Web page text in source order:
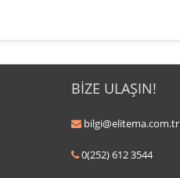
BİZE ULAŞIN!
bilgi@elitema.com.tr
0(252) 612 3544